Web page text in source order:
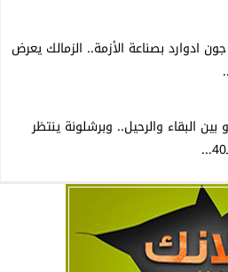
ادوارد بصناعة الأزمة.. الزمالك يعرض
بين البقاء والرحيل.. وبرشلونة ينتظر